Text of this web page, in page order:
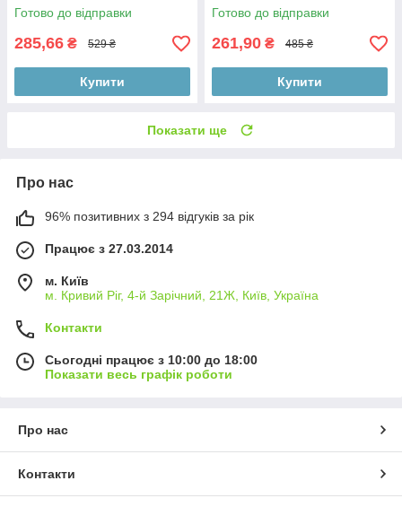
Готово до відправки
285,66 ₴ 529 ₴
Купити
Готово до відправки
261,90 ₴ 485 ₴
Купити
Показати ще
Про нас
96% позитивних з 294 відгуків за рік
Працює з 27.03.2014
м. Київ
м. Кривий Ріг, 4-й Зарічний, 21Ж, Київ, Україна
Контакти
Сьогодні працює з 10:00 до 18:00
Показати весь графік роботи
Про нас
Контакти